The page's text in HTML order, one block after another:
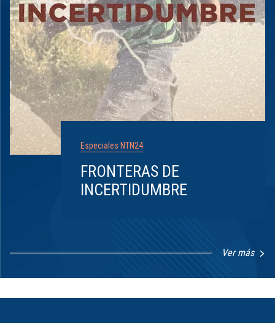
Especiales NTN24
FRONTERAS DE
INCERTIDUMBRE
Ver más
1
8